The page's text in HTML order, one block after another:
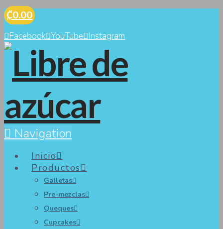
₡0.00
Facebook YouTube Instagram
Navigation
Inicio
Productos
Galletas
Pre-mezclas
Queques
Cupcakes